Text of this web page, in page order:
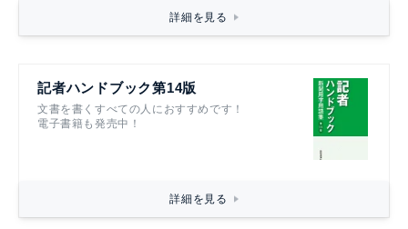
詳細を見る
記者ハンドブック第14版
文書を書くすべての人におすすめです！
電子書籍も発売中！
詳細を見る